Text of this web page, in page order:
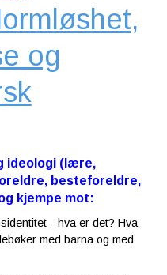
og
ideologi (lære,
besteforeldre,
kjempe mot:
- hva er det? Hva
med barna og med